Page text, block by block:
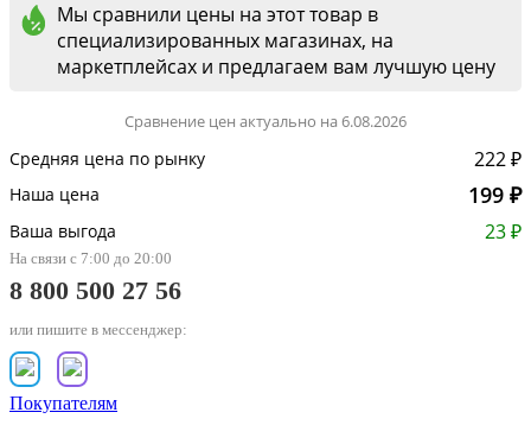
Мы сравнили цены на этот товар в
специализированных магазинах, на
маркетплейсах и предлагаем вам лучшую цену
Сравнение цен актуально на 6.08.2026
Средняя цена по рынку 222 ₽
Наша цена 199 ₽
Ваша выгода 23 ₽
На связи с 7:00 до 20:00
8 800 500 27 56
или пишите в мессенджер:
Покупателям